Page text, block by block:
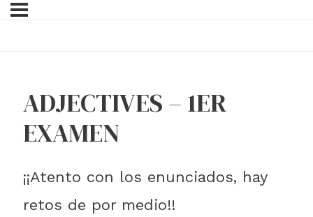
ADJECTIVES – 1ER
EXAMEN
¡¡Atento con los enunciados, hay
retos de por medio!!